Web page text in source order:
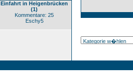
Einfahrt in Heigenbrücken
(1)
Kommentare: 25
Eschy5